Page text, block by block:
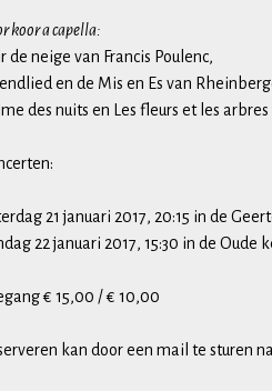
koor a capella:
de neige van Francis Poulenc,
en de Mis en Es van
des nuits en Les fleurs et les
21 januari 2017, 20:15 in de
22 januari 2017, 15:30 in de Oude
€ 15,00 / € 10,00
kan door een mail te sturen